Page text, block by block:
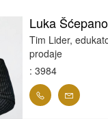
Luka
Tim Lider,
prodaje
: 3984